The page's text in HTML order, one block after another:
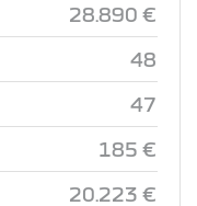
28.890 €
48
47
185 €
20.223 €